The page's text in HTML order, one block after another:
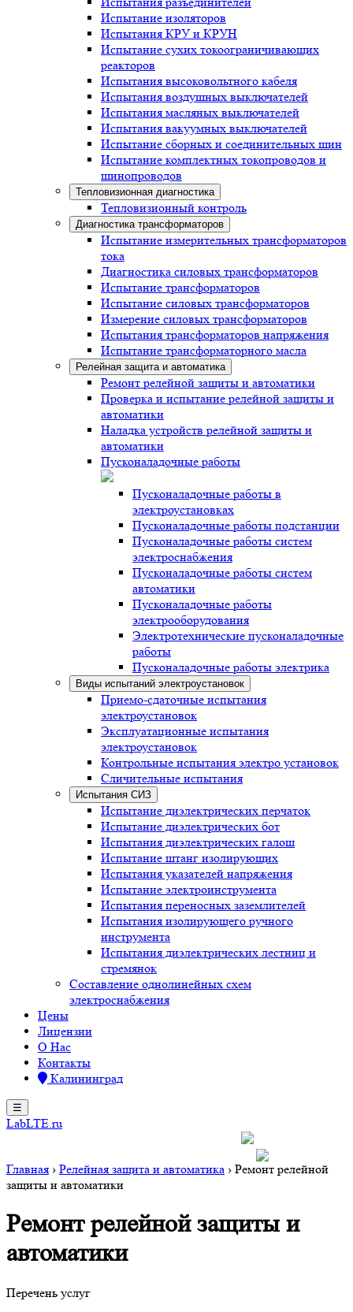
Испытание изоляторов
Испытания КРУ и КРУН
Испытание сухих токоограничивающих
реакторов
Испытания высоковольтного кабеля
Испытания воздушных выключателей
Испытания масляных выключателей
Испытания вакуумных выключателей
Испытание сборных и соединительных шин
Испытание комплектных токопроводов и
шинопроводов
Тепловизионная диагностика
Тепловизионный контроль
Диагностика трансформаторов
Испытание измерительных трансформаторов
тока
Диагностика силовых трансформаторов
Испытание трансформаторов
Испытание силовых трансформаторов
Измерение силовых трансформаторов
Испытания трансформаторов напряжения
Испытание трансформаторного масла
Релейная защита и автоматика
Ремонт релейной защиты и автоматики
Проверка и испытание релейной защиты и
автоматики
Наладка устройств релейной защиты и
автоматики
Пусконаладочные работы
Пусконаладочные работы в
электроустановках
Пусконаладочные работы подстанции
Пусконаладочные работы систем
электроснабжения
Пусконаладочные работы систем
автоматики
Пусконаладочные работы
электрооборудования
Электротехнические пусконаладочные
работы
Пусконаладочные работы электрика
Виды испытаний электроустановок
Приемо-сдаточные испытания
электроустановок
Эксплуатационные испытания
электроустановок
Контрольные испытания электро установок
Сличительные испытания
Испытания СИЗ
Испытание диэлектрических перчаток
Испытание диэлектрических бот
Испытания диэлектрических галош
Испытание штанг изолирующих
Испытания указателей напряжения
Испытание электроинструмента
Испытания переносных заземлителей
Испытания изолирующего ручного
инструмента
Испытания диэлектрических лестниц и
стремянок
Составление однолинейных схем
электроснабжения
Цены
Лицензии
О Нас
Контакты
Калининград
☰
LabLTE.ru
Главная › Релейная защита и автоматика › Ремонт релейной
защиты и автоматики
Ремонт релейной защиты и
автоматики
Перечень услуг